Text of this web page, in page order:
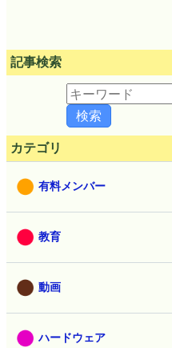
記事検索
カテゴリ
有料メンバー
教育
動画
ハードウェア